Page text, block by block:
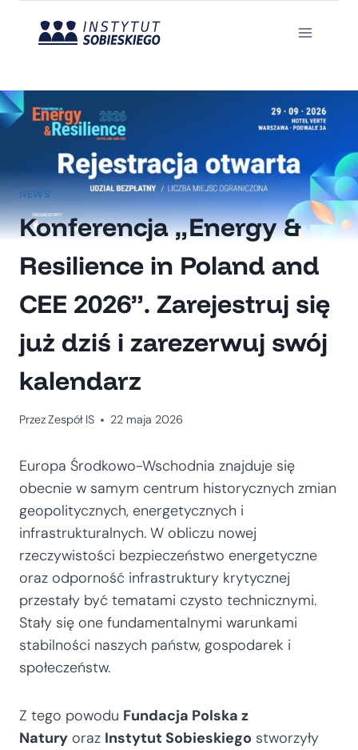
NEWS
Konferencja „Energy &
Resilience in Poland and
CEE 2026”. Zarejestruj się
już dziś i zarezerwuj swój
kalendarz
PrzezZespół IS 22 maja 2026
Europa Środkowo-Wschodnia znajduje się
obecnie w samym centrum historycznych zmian
geopolitycznych, energetycznych i
infrastrukturalnych. W obliczu nowej
rzeczywistości bezpieczeństwo energetyczne
oraz odporność infrastruktury krytycznej
przestały być tematami czysto technicznymi.
Stały się one fundamentalnymi warunkami
stabilności naszych państw, gospodarek i
społeczeństw.
Z tego powodu Fundacja Polska z
Natury oraz Instytut Sobieskiego stworzyły